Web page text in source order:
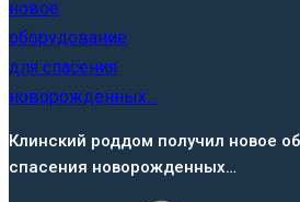
Клинский роддом получил новое
спасения новорожденных…